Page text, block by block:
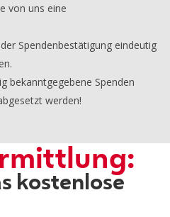
von uns eine
Spendenbestätigung eindeutig
bekanntgegebene Spenden
werden!
kostenlose